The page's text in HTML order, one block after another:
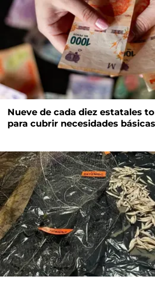
Nueve de cada diez estatales
para cubrir necesidades básicas